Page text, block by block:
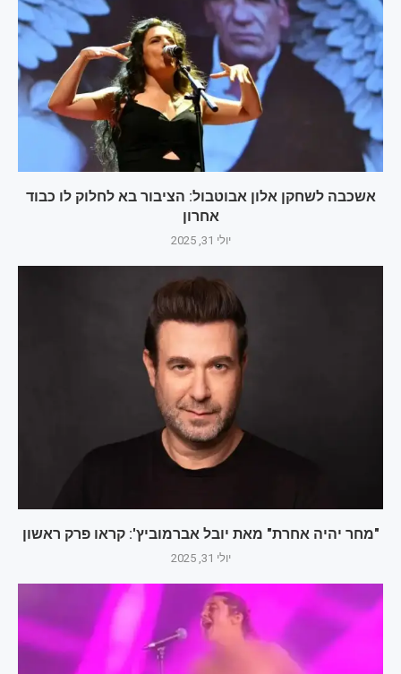
אשכבה לשחקן אלון אבוטבול: הציבור בא לחלוק לו כבוד
אחרון
יולי 31, 2025
"מחר יהיה אחרת" מאת יובל אברמוביץ': קראו פרק ראשון
יולי 31, 2025